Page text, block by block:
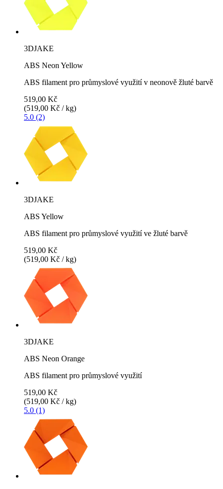
3DJAKE
ABS Neon Yellow
ABS filament pro průmyslové využití v neonově žluté barvě
519,00 Kč
(519,00 Kč / kg)
5.0 (2)
3DJAKE
ABS Yellow
ABS filament pro průmyslové využití ve žluté barvě
519,00 Kč
(519,00 Kč / kg)
3DJAKE
ABS Neon Orange
ABS filament pro průmyslové využití
519,00 Kč
(519,00 Kč / kg)
5.0 (1)